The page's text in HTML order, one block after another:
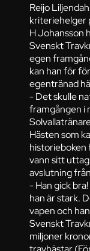
Reijo
kriteriehelger
H Johansson
Svenskt
egen
kan han för
egentränad
- Det skulle
framgången i
Hästen som
historieboken
vann sitt
avslutning
- Han gick
han är stark.
vapen och
Svenskt
miljoner